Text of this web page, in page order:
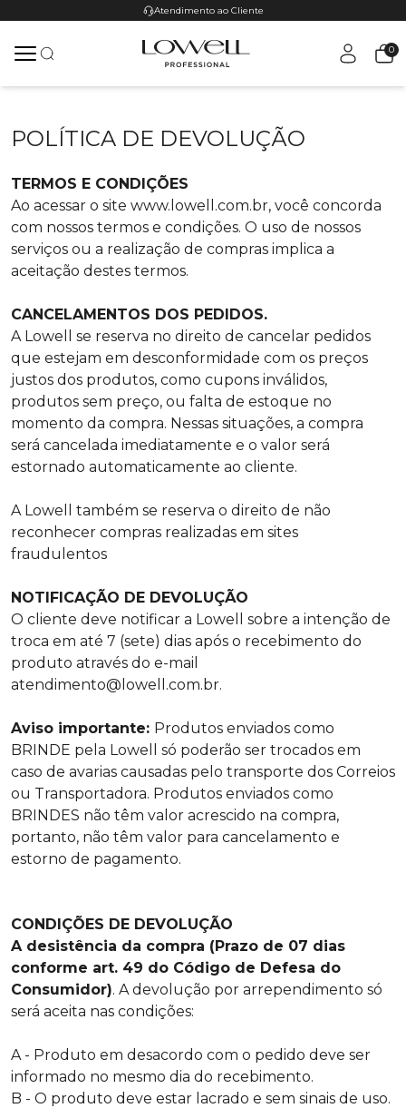
Atendimento ao Cliente
0
POLÍTICA DE DEVOLUÇÃO
TERMOS E CONDIÇÕES
Ao acessar o site www.lowell.com.br, você concorda
com nossos termos e condições. O uso de nossos
serviços ou a realização de compras implica a
aceitação destes termos.
CANCELAMENTOS DOS PEDIDOS.
A Lowell se reserva no direito de cancelar pedidos
que estejam em desconformidade com os preços
justos dos produtos, como cupons inválidos,
produtos sem preço, ou falta de estoque no
momento da compra. Nessas situações, a compra
será cancelada imediatamente e o valor será
estornado automaticamente ao cliente.
A Lowell também se reserva o direito de não
reconhecer compras realizadas em sites
fraudulentos
NOTIFICAÇÃO DE DEVOLUÇÃO
O cliente deve notificar a Lowell sobre a intenção de
troca em até 7 (sete) dias após o recebimento do
produto através do e-mail
atendimento@lowell.com.br.
Aviso importante: Produtos enviados como
BRINDE pela Lowell só poderão ser trocados em
caso de avarias causadas pelo transporte dos Correios
ou Transportadora. Produtos enviados como
BRINDES não têm valor acrescido na compra,
portanto, não têm valor para cancelamento e
estorno de pagamento.
CONDIÇÕES DE DEVOLUÇÃO
A desistência da compra (Prazo de 07 dias
conforme art. 49 do Código de Defesa do
Consumidor). A devolução por arrependimento só
será aceita nas condições:
A - Produto em desacordo com o pedido deve ser
informado no mesmo dia do recebimento.
B - O produto deve estar lacrado e sem sinais de uso.